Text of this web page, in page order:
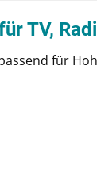
TV,
für